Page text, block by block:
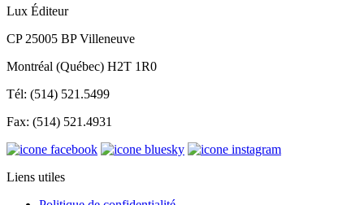
Lux Éditeur
CP 25005 BP Villeneuve
Montréal (Québec) H2T 1R0
Tél: (514) 521.5499
Fax: (514) 521.4931
Liens utiles